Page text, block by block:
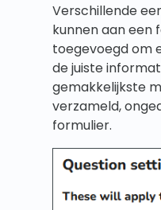
Verschillende
kunnen aan een
toegevoegd om
de juiste
gemakkelijkste
verzameld,
formulier.